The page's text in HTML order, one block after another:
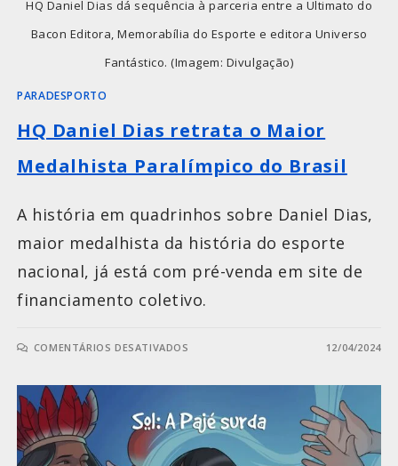
HQ Daniel Dias dá sequência à parceria entre a Ultimato do
Bacon Editora, Memorabília do Esporte e editora Universo
Fantástico. (Imagem: Divulgação)
PARADESPORTO
HQ Daniel Dias retrata o Maior
Medalhista Paralímpico do Brasil
A história em quadrinhos sobre Daniel Dias,
maior medalhista da história do esporte
nacional, já está com pré-venda em site de
financiamento coletivo.
COMENTÁRIOS DESATIVADOS 12/04/2024